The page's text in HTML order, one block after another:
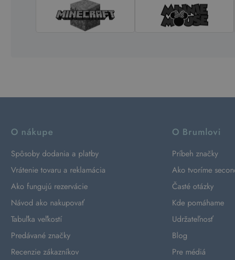
O nákupe
Spôsoby dodania a platby
Vrátenie tovaru a reklamácia
Ako fungujú rezervácie
Návod ako nakupovať
Tabuľka veľkostí
Predávané značky
Recenzie zákazníkov
O Brumlovi
Príbeh značky
Ako tvoríme
Časté otázky
Kde pomáhame
Udržateľnosť
Blog
Pre médiá